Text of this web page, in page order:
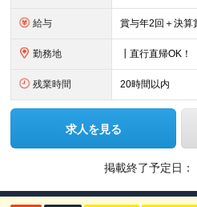
給与
勤務地
残業時間 20時間以内
求人を見る
掲載終了予定日：